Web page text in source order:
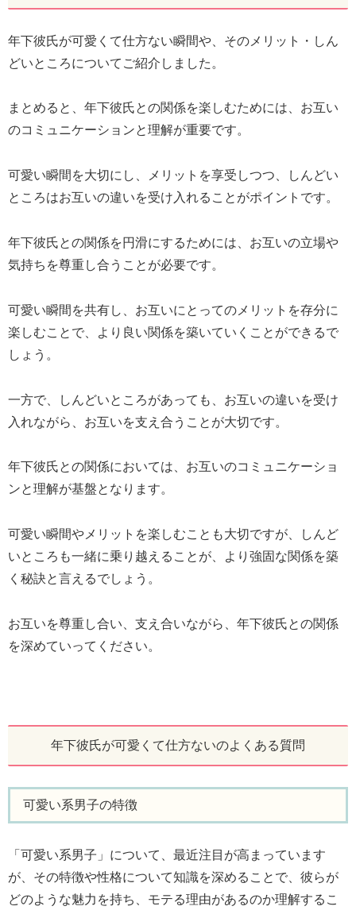
年下彼氏が可愛くて仕方ない瞬間や、そのメリット・しん
どいところについてご紹介しました。
まとめると、年下彼氏との関係を楽しむためには、お互い
のコミュニケーションと理解が重要です。
可愛い瞬間を大切にし、メリットを享受しつつ、しんどい
ところはお互いの違いを受け入れることがポイントです。
年下彼氏との関係を円滑にするためには、お互いの立場や
気持ちを尊重し合うことが必要です。
可愛い瞬間を共有し、お互いにとってのメリットを存分に
楽しむことで、より良い関係を築いていくことができるで
しょう。
一方で、しんどいところがあっても、お互いの違いを受け
入れながら、お互いを支え合うことが大切です。
年下彼氏との関係においては、お互いのコミュニケーショ
ンと理解が基盤となります。
可愛い瞬間やメリットを楽しむことも大切ですが、しんど
いところも一緒に乗り越えることが、より強固な関係を築
く秘訣と言えるでしょう。
お互いを尊重し合い、支え合いながら、年下彼氏との関係
を深めていってください。
年下彼氏が可愛くて仕方ないのよくある質問
可愛い系男子の特徴
「可愛い系男子」について、最近注目が高まっています
が、その特徴や性格について知識を深めることで、彼らが
どのような魅力を持ち、モテる理由があるのか理解するこ